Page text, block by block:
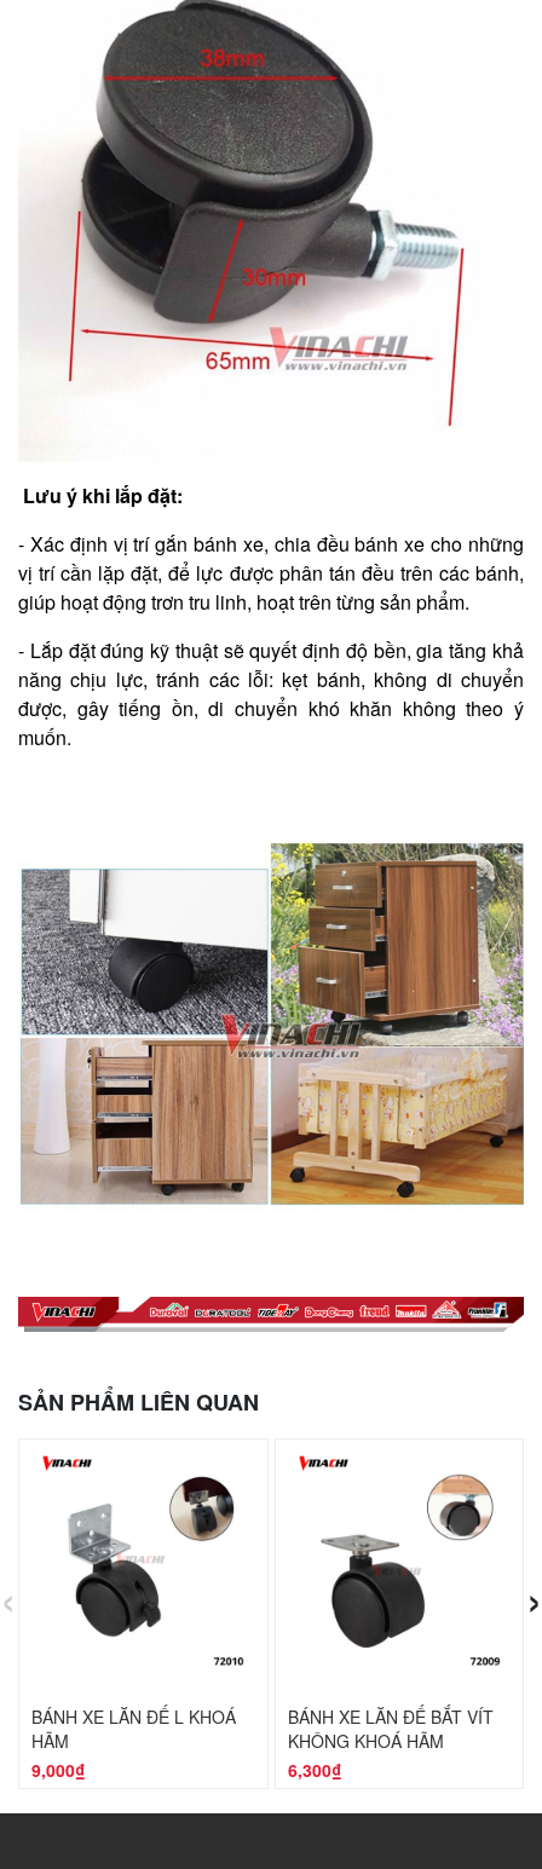
Lưu ý khi lắp đặt:
- Xác định vị trí gắn bánh xe, chia đều bánh xe cho những
vị trí cần lặp đặt, để lực được phân tán đều trên các bánh,
giúp hoạt động trơn tru linh, hoạt trên từng sản phẩm.
- Lắp đặt đúng kỹ thuật sẽ quyết định độ bền, gia tăng khả
năng chịu lực, tránh các lỗi: kẹt bánh, không di chuyển
được, gây tiếng ồn, di chuyển khó khăn không theo ý
muốn.
SẢN PHẨM LIÊN QUAN
BÁNH XE LĂN ĐẾ L KHOÁ
HÃM
9,000₫
BÁNH XE LĂN ĐẾ BẮT VÍT
KHÔNG KHOÁ HÃM
6,300₫
‹ ›